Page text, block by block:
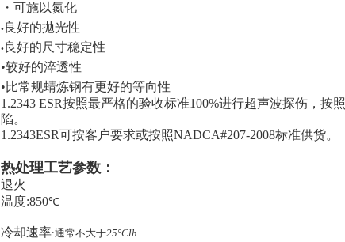
・可施以氮化
•良好的拋光性
•良好的尺寸稳定性
•较好的淬透性
•比常规蜻炼钢有更好的等向性
1.2343 ESR按照最严格的验收标准100%进行超声波探伤，按照
陷。
1.2343ESR可按客户要求或按照NADCA#207-2008标准供货。
热处理工艺参数：
退火
温度:850℃
冷却速率:通常不大于25°Clh